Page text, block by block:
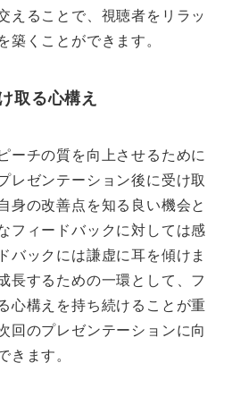
えることで、視聴者をリラッ
築くことができます。
取る心構え
ーチの質を向上させるために
レゼンテーション後に受け取
身の改善点を知る良い機会と
フィードバックに対しては感
バックには謙虚に耳を傾けま
長するための一環として、フ
心構えを持ち続けることが重
回のプレゼンテーションに向
きます。